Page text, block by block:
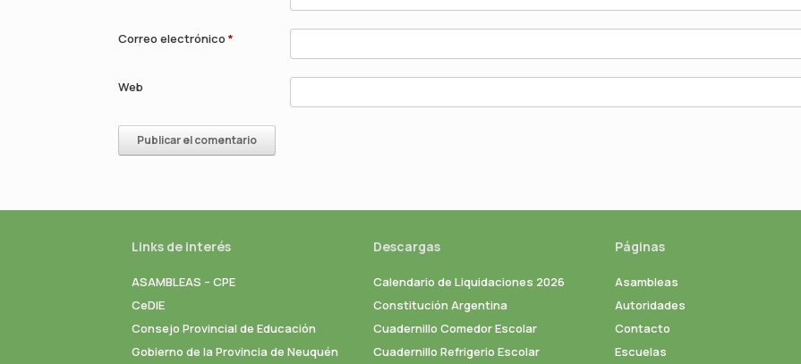
Correo electrónico *
Web
Links de interés
ASAMBLEAS – CPE
CeDIE
Consejo Provincial de Educación
Gobierno de la Provincia de Neuquén
Descargas
Calendario de Liquidaciones 2026
Constitución Argentina
Cuadernillo Comedor Escolar
Cuadernillo Refrigerio Escolar
Páginas
Asambleas
Autoridades
Contacto
Escuelas